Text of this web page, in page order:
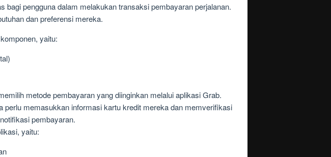
pengguna dalam melakukan transaksi pembayaran perjalanan.
dan preferensi mereka.
yaitu:
metode pembayaran yang diinginkan melalui aplikasi Grab.
memasukkan informasi kartu kredit mereka dan memverifikasi
pembayaran.
yaitu: